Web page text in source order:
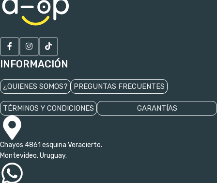
INFORMACIÓN
¿QUIENES SOMOS? PREGUNTAS FRECUENTES
TÉRMINOS Y CONDICIONES GARANTÍAS
Chayos 4861 esquina Veracierto.
Montevideo, Uruguay.